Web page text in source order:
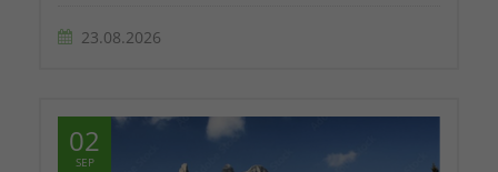
23.08.2026
02
SEP